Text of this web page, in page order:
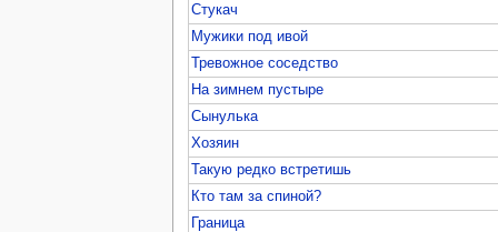
Стукач
Мужики под ивой
Тревожное соседство
На зимнем пустыре
Сынулька
Хозяин
Такую редко встретишь
Кто там за спиной?
Граница